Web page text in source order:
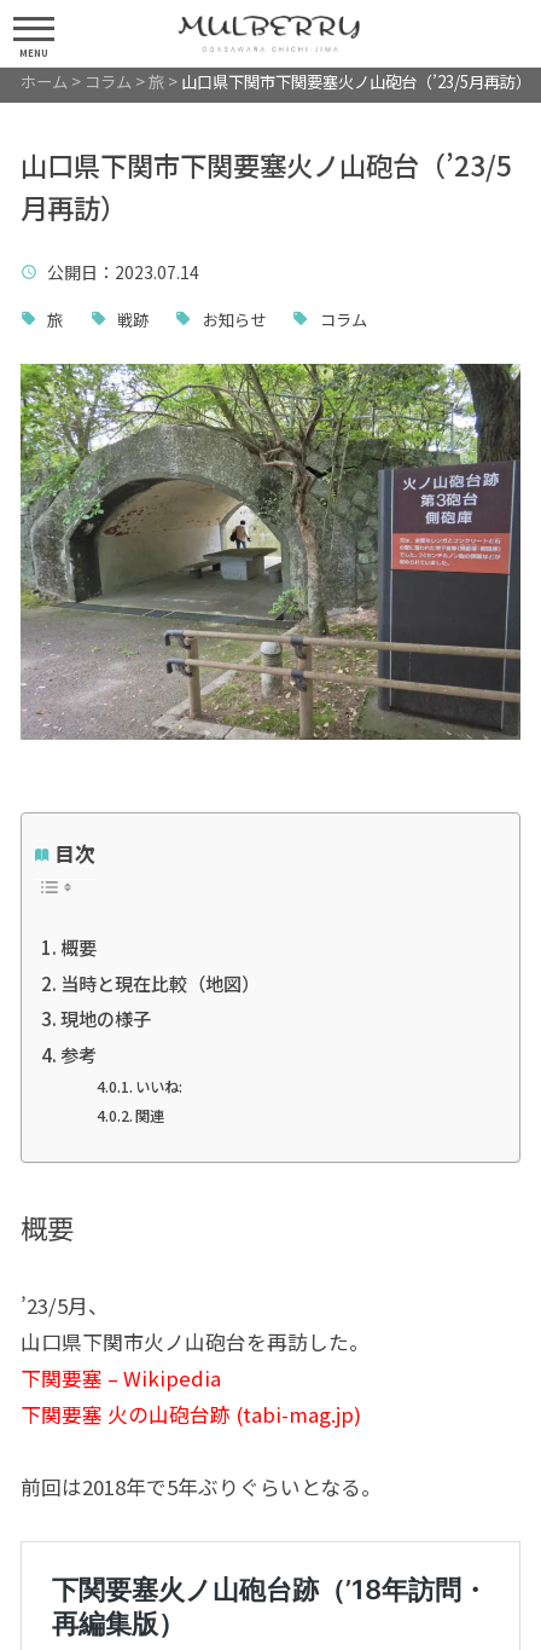
MENU
ホーム > コラム >旅> 山口県下関市下関要塞火ノ山砲台（’23/5月再訪）
山口県下関市下関要塞火ノ山砲台（’23/5
月再訪）
公開日 ：2023.07.14
旅 戦跡 お知らせ コラム
目次
概要
当時と現在比較（地図）
現地の様子
参考
いいね:
関連
概要
’23/5月、
山口県下関市火ノ山砲台を再訪した。
下関要塞 – Wikipedia
下関要塞 火の山砲台跡 (tabi-mag.jp)
前回は2018年で5年ぶりぐらいとなる。